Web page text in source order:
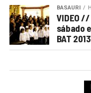
BASAURI
VIDEO
sábado
BAT 2013